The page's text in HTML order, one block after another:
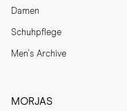
Damen
Schuhpflege
Men's Archive
MORJAS